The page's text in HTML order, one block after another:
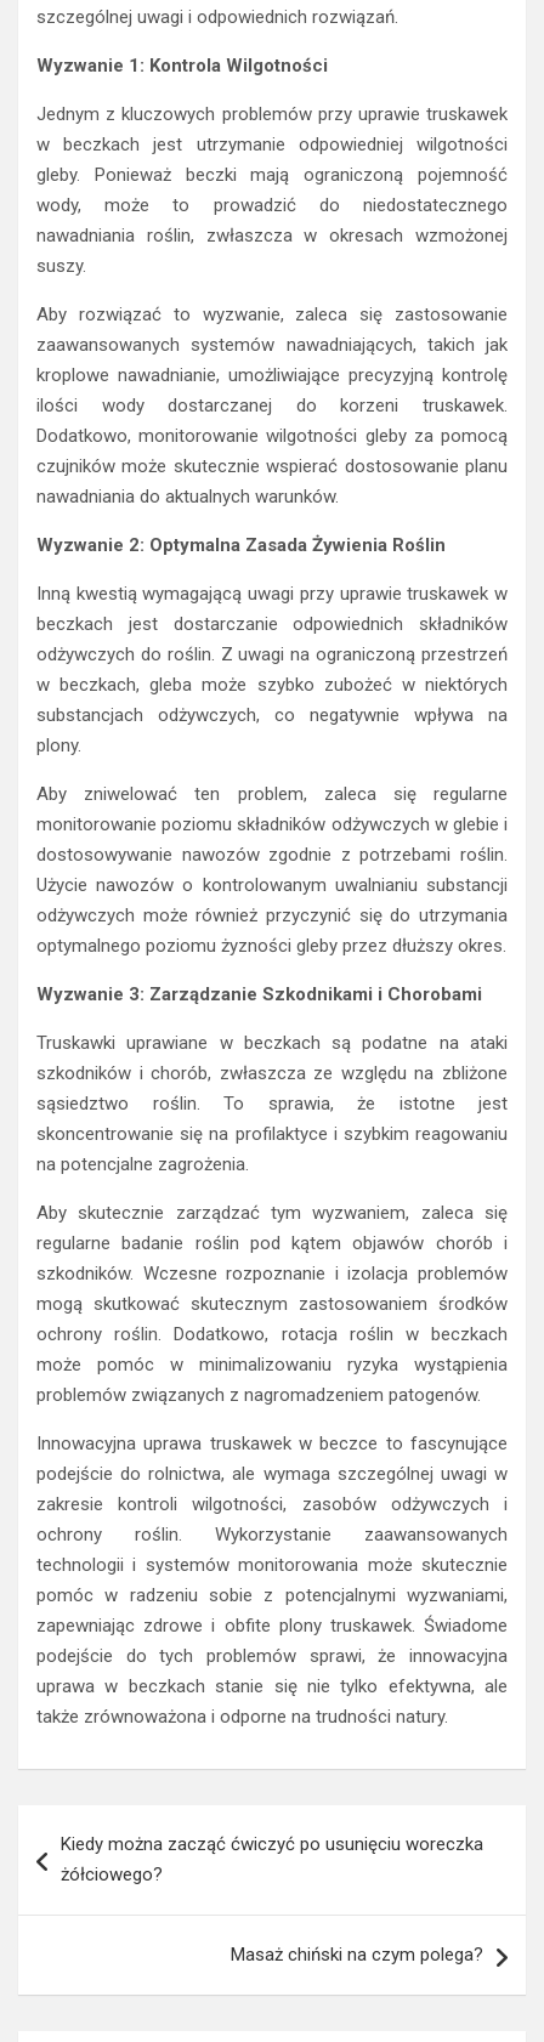
szczególnej uwagi i odpowiednich rozwiązań.
Wyzwanie 1: Kontrola Wilgotności
Jednym z kluczowych problemów przy uprawie truskawek
w beczkach jest utrzymanie odpowiedniej wilgotności
gleby. Ponieważ beczki mają ograniczoną pojemność
wody, może to prowadzić do niedostatecznego
nawadniania roślin, zwłaszcza w okresach wzmożonej
suszy.
Aby rozwiązać to wyzwanie, zaleca się zastosowanie
zaawansowanych systemów nawadniających, takich jak
kroplowe nawadnianie, umożliwiające precyzyjną kontrolę
ilości wody dostarczanej do korzeni truskawek.
Dodatkowo, monitorowanie wilgotności gleby za pomocą
czujników może skutecznie wspierać dostosowanie planu
nawadniania do aktualnych warunków.
Wyzwanie 2: Optymalna Zasada Żywienia Roślin
Inną kwestią wymagającą uwagi przy uprawie truskawek w
beczkach jest dostarczanie odpowiednich składników
odżywczych do roślin. Z uwagi na ograniczoną przestrzeń
w beczkach, gleba może szybko zubożeć w niektórych
substancjach odżywczych, co negatywnie wpływa na
plony.
Aby zniwelować ten problem, zaleca się regularne
monitorowanie poziomu składników odżywczych w glebie i
dostosowywanie nawozów zgodnie z potrzebami roślin.
Użycie nawozów o kontrolowanym uwalnianiu substancji
odżywczych może również przyczynić się do utrzymania
optymalnego poziomu żyzności gleby przez dłuższy okres.
Wyzwanie 3: Zarządzanie Szkodnikami i Chorobami
Truskawki uprawiane w beczkach są podatne na ataki
szkodników i chorób, zwłaszcza ze względu na zbliżone
sąsiedztwo roślin. To sprawia, że istotne jest
skoncentrowanie się na profilaktyce i szybkim reagowaniu
na potencjalne zagrożenia.
Aby skutecznie zarządzać tym wyzwaniem, zaleca się
regularne badanie roślin pod kątem objawów chorób i
szkodników. Wczesne rozpoznanie i izolacja problemów
mogą skutkować skutecznym zastosowaniem środków
ochrony roślin. Dodatkowo, rotacja roślin w beczkach
może pomóc w minimalizowaniu ryzyka wystąpienia
problemów związanych z nagromadzeniem patogenów.
Innowacyjna uprawa truskawek w beczce to fascynujące
podejście do rolnictwa, ale wymaga szczególnej uwagi w
zakresie kontroli wilgotności, zasobów odżywczych i
ochrony roślin. Wykorzystanie zaawansowanych
technologii i systemów monitorowania może skutecznie
pomóc w radzeniu sobie z potencjalnymi wyzwaniami,
zapewniając zdrowe i obfite plony truskawek. Świadome
podejście do tych problemów sprawi, że innowacyjna
uprawa w beczkach stanie się nie tylko efektywna, ale
także zrównoważona i odporne na trudności natury.
wpisu
Kiedy można zacząć ćwiczyć po usunięciu woreczka
żółciowego?
Masaż chiński na czym polega?